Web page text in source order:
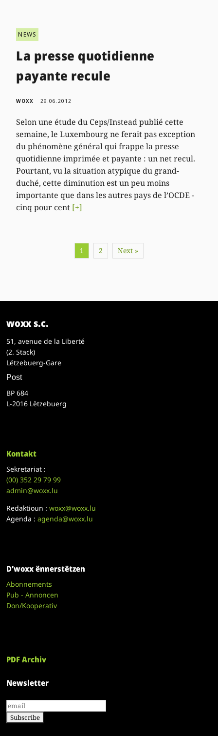
NEWS
La presse quotidienne
payante recule
WOXX 29.06.2012
Selon une étude du Ceps/Instead publié cette
semaine, le Luxembourg ne ferait pas exception
du phénomène général qui frappe la presse
quotidienne imprimée et payante : un net recul.
Pourtant, vu la situation atypique du grand-
duché, cette diminution est un peu moins
importante que dans les autres pays de l’OCDE -
cinq pour cent [+]
1 2 Next »
woxx s.c.
51, avenue de la Liberté
(2. Stack)
Lëtzebuerg-Gare
Post
BP 684
L-2016 Lëtzebuerg
Kontakt
Sekretariat :
(00)352 29 79 99
admin@woxx.lu
Redaktioun :woxx@woxx.lu
Agenda :agenda@woxx.lu
D’woxx ënnerstëtzen
Abonnements
Pub - Annoncen
Don/Kooperativ
PDF Archiv
Newsletter